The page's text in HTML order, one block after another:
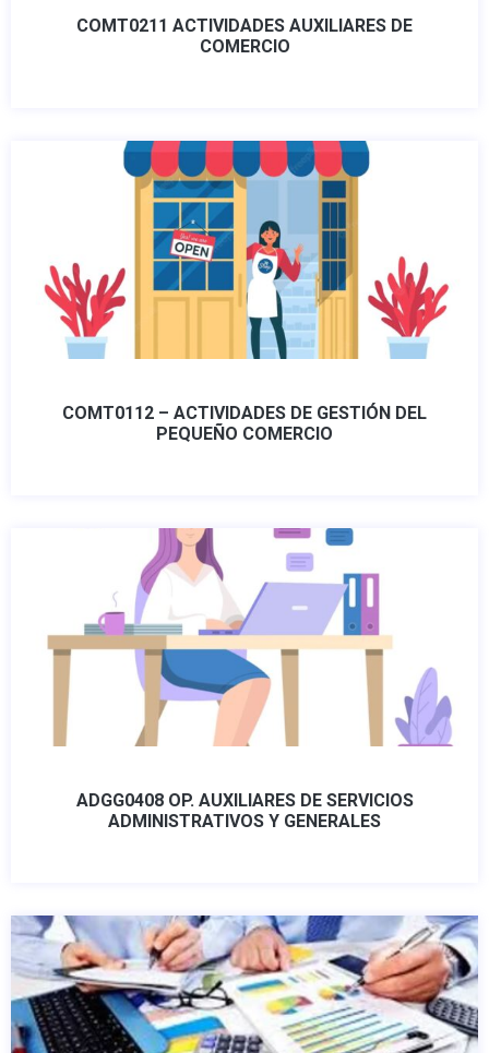
COMT0211 ACTIVIDADES AUXILIARES DE
COMERCIO
COMT0112 – ACTIVIDADES DE GESTIÓN DEL
PEQUEÑO COMERCIO
ADGG0408 OP. AUXILIARES DE SERVICIOS
ADMINISTRATIVOS Y GENERALES